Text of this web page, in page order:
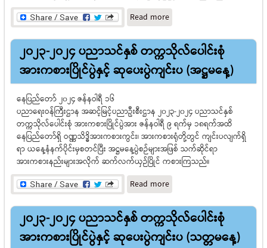
Read moreabout ၂၀၂၃-၂၀၂၄
ပညာသင်နှစ် တက္ကသိုလ်ပေါင်း
စုံ အားကစားပြိုင်ပွဲနှင့် ဆုပေး
ပွဲ ဆက်လက်ကျင်းပ(နဝမ
နေ့)
၂၀၂၃-၂၀၂၄ ပညာသင်နှစ် တက္ကသိုလ်ပေါင်းစုံ
အားကစားပြိုင်ပွဲနှင့် ဆုပေးပွဲကျင်းပ (အဋ္ဌမနေ့)
နေပြည်တော် ၂၀၂၄ ဇန်နဝါရီ ၁၆
ပညာရေးဝန်ကြီးဌာန အဆင့်မြင့်ပညာဦးစီးဌာန ၂၀၂၃-၂၀၂၄ ပညာသင်နှစ်
တက္ကသိုလ်ပေါင်းစုံ အားကစားပြိုင်ပွဲအား ဇန်နဝါရီ ၉ ရက်မှ ၁၈ရက်အထိ
နေပြည်တော်ရှိ ဝဏ္ဏသိဒ္ဓိအားကစားကွင်း၊ အားကစားရုံတို့တွင် ကျင်းပလျက်ရှိ
ရာ ယနေ့နံနက်ပိုင်းမှစတင်ပြီး အဋ္ဌမနေ့ပွဲစဉ်များအဖြစ် သက်ဆိုင်ရာ
အားကစားနည်းများအလိုက် ဆက်လက်ယှဉ်ပြိုင် ကစားကြသည်။
Read moreabout ၂၀၂၃-၂၀၂၄
ပညာသင်နှစ် တက္ကသိုလ်ပေါင်း
စုံ အားကစားပြိုင်ပွဲနှင့် ဆုပေး
ပွဲကျင်းပ (အဋ္ဌမနေ့)
၂၀၂၃-၂၀၂၄ ပညာသင်နှစ် တက္ကသိုလ်ပေါင်းစုံ
အားကစားပြိုင်ပွဲနှင့် ဆုပေးပွဲကျင်းပ (သတ္တမနေ့)